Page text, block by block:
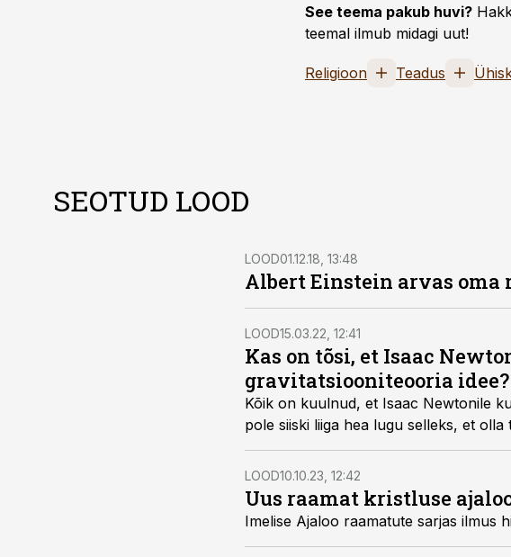
See teema pakub huvi?
teemal ilmub midagi uut!
Religioon Teadus
SEOTUD LOOD
LOOD01.12.18, 13:48
Albert Einstein arvas
LOOD15.03.22, 12:41
Kas on tõsi, et Isaac
gravitatsiooniteooria idee?
Kõik on kuulnud, et Isaac Newtonile
pole siiski liiga hea lugu selleks, et
LOOD10.10.23, 12:42
Uus raamat kristluse
Imelise Ajaloo raamatute sarjas ilmus